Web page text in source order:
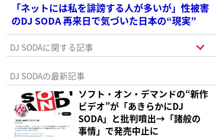
「ネットには私を誹謗する人が多いが」性被害
のDJ SODA 再来日で気づいた日本の“現実”
DJ SODAに関する記事
DJ SODAの最新記事
ソフト・オン・デマンドの“新作
ビデオ”が「あきらかにDJ
SODA」と批判噴出→「諸般の
事情」で発売中止に